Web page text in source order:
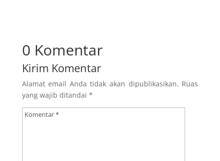
0 Komentar
Kirim Komentar
Alamat email Anda tidak akan dipublikasikan. Ruas
yang wajib ditandai *